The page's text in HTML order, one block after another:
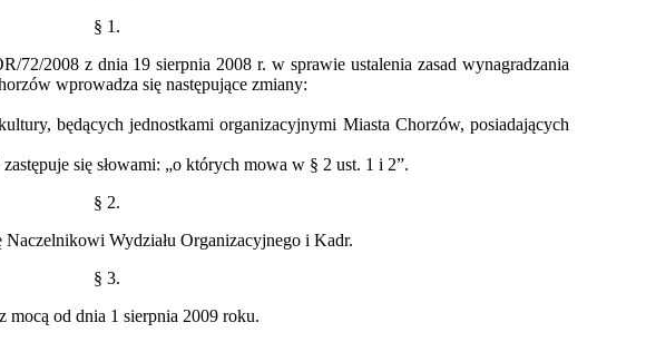
§ 1.
72/2008 z dnia 19 sierpnia 2008 r. w sprawie ustalenia zasad wynagradzania
wprowadza się następujące zmiany:
będących jednostkami organizacyjnymi Miasta Chorzów, posiadających
się słowami: „o których mowa w § 2 ust. 1 i 2”.
§ 2.
Wydziału Organizacyjnego i Kadr.
§ 3.
mocą od dnia 1 sierpnia 2009 roku.